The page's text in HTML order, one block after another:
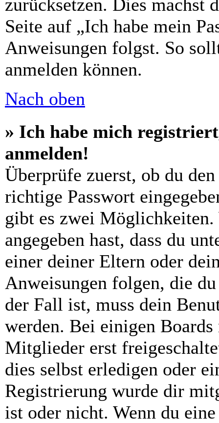
zurücksetzen. Dies machst
Seite auf „Ich habe mein
Anweisungen folgst. So
anmelden können.
Nach oben
» Ich habe mich
anmelden!
Überprüfe zuerst, ob du
richtige Passwort
gibt es zwei
angegeben hast, dass du
einer deiner Eltern oder
Anweisungen folgen, die
der Fall ist, muss dein
werden. Bei einigen Boards
Mitglieder erst
dies selbst erledigen oder
Registrierung wurde dir
ist oder nicht. Wenn du